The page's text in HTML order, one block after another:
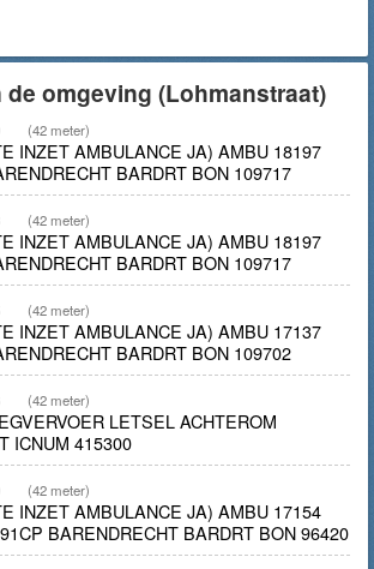
de omgeving (Lohmanstraat)
(42 meter)
INZET AMBULANCE JA) AMBU 18197
BARDRT BON 109717
(42 meter)
INZET AMBULANCE JA) AMBU 18197
BARDRT BON 109717
(42 meter)
INZET AMBULANCE JA) AMBU 17137
BARDRT BON 109702
(42 meter)
LETSEL ACHTEROM
ICNUM 415300
(42 meter)
INZET AMBULANCE JA) AMBU 17154
BARENDRECHT BARDRT BON 96420